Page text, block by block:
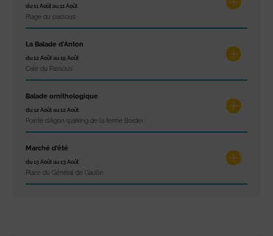
du 11 Août au 11 Août
Plage du passous
La Balade d’Anton
du 12 Août au 15 Août
Cale du Passous
Balade ornithologique
du 12 Août au 12 Août
Pointe d'Agon (parking de la ferme Borde)
Marché d’été
du 13 Août au 13 Août
Place du Général de Gaulle